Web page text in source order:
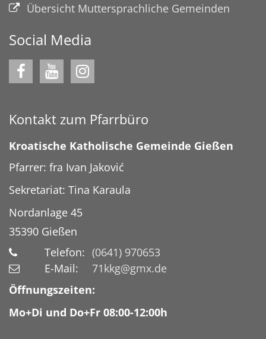
Übersicht Muttersprachliche Gemeinden
Social Media
Kontakt zum Pfarrbüro
Kroatische Katholische Gemeinde Gießen
Pfarrer: fra Ivan Jaković
Sekretariat: Tina Karaula
Nordanlage 45
35390 Gießen
Telefon: (0641) 970653
E-Mail:
71kkg@gmx.de
Öffnungszeiten:
Mo+Di und Do+Fr 08:00-12:00h